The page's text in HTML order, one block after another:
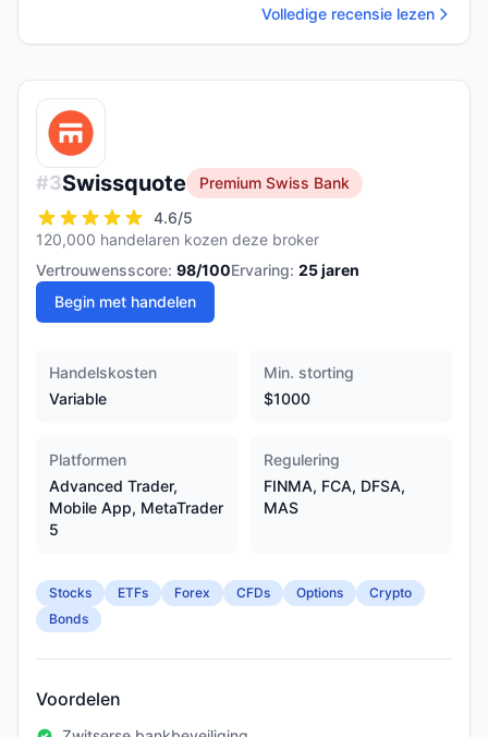
Volledige recensie lezen
#3Swissquote
Premium Swiss Bank
4.6/5
120,000 handelaren kozen deze broker
Vertrouwensscore: 98/100Ervaring: 25jaren
Begin met handelen
Handelskosten
Variable
Min. storting
$1000
Platformen
Advanced Trader,
Mobile App, MetaTrader
5
Regulering
FINMA, FCA, DFSA,
MAS
Stocks ETFs Forex CFDs Options
Crypto
Bonds
Voordelen